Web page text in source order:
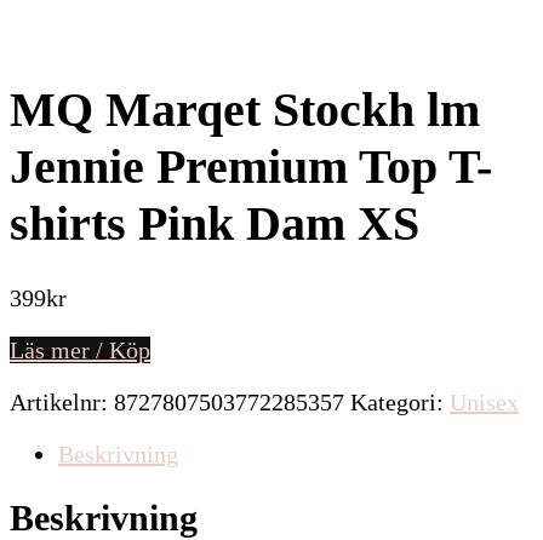
MQ Marqet Stockh lm
Jennie Premium Top T-
shirts Pink Dam XS
399kr
Läs mer / Köp
Artikelnr: 8727807503772285357 Kategori: Unisex
Beskrivning
Beskrivning